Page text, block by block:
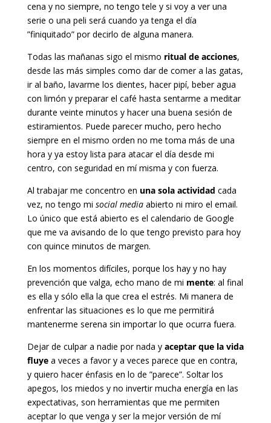
cena y no siempre, no tengo tele y si voy a ver una
serie o una peli será cuando ya tenga el día
”finiquitado” por decirlo de alguna manera.
Todas las mañanas sigo el mismo ritual de acciones,
desde las más simples como dar de comer a las gatas,
ir al baño, lavarme los dientes, hacer pipí, beber agua
con limón y preparar el café hasta sentarme a meditar
durante veinte minutos y hacer una buena sesión de
estiramientos. Puede parecer mucho, pero hecho
siempre en el mismo orden no me toma más de una
hora y ya estoy lista para atacar el día desde mi
centro, con seguridad en mí misma y con fuerza.
Al trabajar me concentro en una sola actividad cada
vez, no tengo mi social mediaabierto ni miro el email.
Lo único que está abierto es el calendario de Google
que me va avisando de lo que tengo previsto para hoy
con quince minutos de margen.
En los momentos difíciles, porque los hay y no hay
prevención que valga, echo mano de mi mente: al final
es ella y sólo ella la que crea el estrés. Mi manera de
enfrentar las situaciones es lo que me permitirá
mantenerme serena sin importar lo que ocurra fuera.
Dejar de culpar a nadie por nada y aceptar que la vida
fluyea veces a favor y a veces parece que en contra,
y quiero hacer énfasis en lo de ”parece”. Soltar los
apegos, los miedos y no invertir mucha energía en las
expectativas, son herramientas que me permiten
aceptar lo que venga y ser la mejor versión de mí